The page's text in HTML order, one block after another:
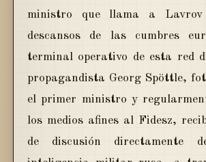
ministro que llama a
descansos de las cumbres
terminal operativo de esta red
propagandista Georg Spöttle,
el primer ministro y
los medios afines al Fidesz,
de discusión directamente